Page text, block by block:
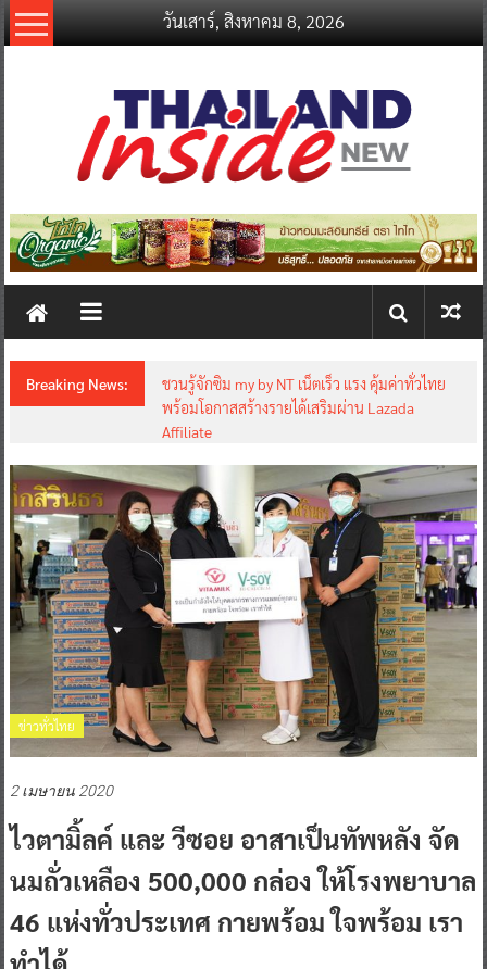
Skip
to
วันเสาร์, สิงหาคม 8, 2026
thailandinsidenew.com
Thailand
New
Breaking News:
ชวนรู้จักซิม my by NT เน็ตเร็ว แรง คุ้มค่าทั่วไทย
พร้อมโอกาสสร้างรายได้เสริมผ่าน Lazada
Affiliate
ข่าวทั่วไทย
2 เมษายน 2020
ไวตามิ้ลค์ และ วีซอย อาสาเป็นทัพหลัง จัด
นมถั่วเหลือง 500,000 กล่อง ให้โรงพยาบาล
46 แห่งทั่วประเทศ กายพร้อม ใจพร้อม เรา